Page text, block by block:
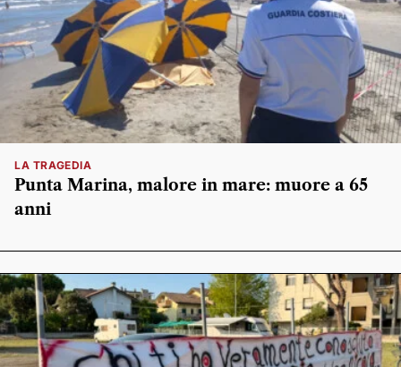
LA TRAGEDIA
Punta Marina, malore in mare: muore a 65
anni